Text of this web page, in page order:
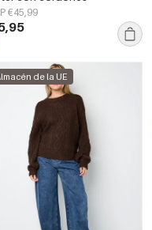
€45,99
de la UE